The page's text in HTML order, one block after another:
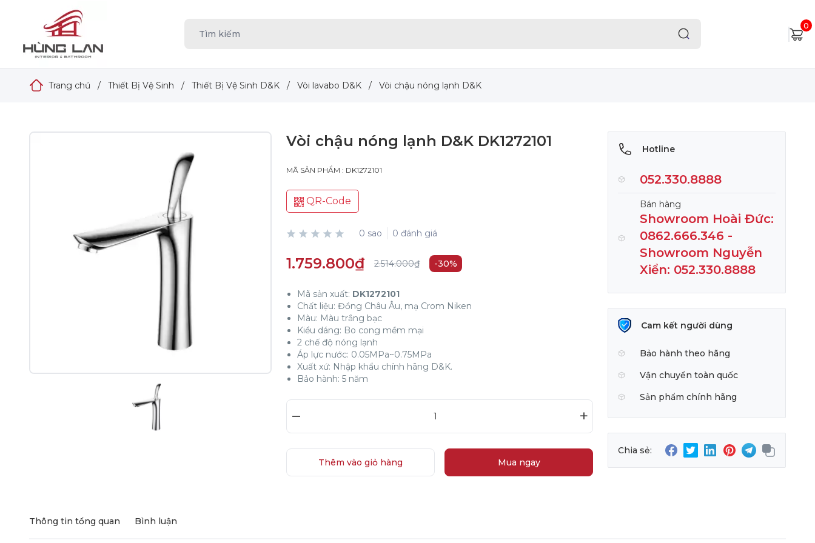
0
Trang chủ / Thiết Bị Vệ Sinh / Thiết Bị Vệ Sinh D&K / Vòi lavabo D&K / Vòi chậu nóng lạnh D&K
Vòi chậu nóng lạnh D&K DK1272101
MÃ SẢN PHẨM : DK1272101
QR-Code
0 sao 0 đánh giá
1.759.800₫ 2.514.000₫ -30%
Mã sản xuất: DK1272101
Chất liệu: Đồng Châu Âu, mạ Crom Niken
Màu: Màu trắng bạc
Kiểu dáng: Bo cong mềm mại
2 chế độ nóng lạnh
Áp lực nước: 0.05MPa~0.75MPa
Xuất xứ: Nhập khẩu chính hãng D&K.
Bảo hành: 5 năm
– +
Thêm vào giỏ hàng Mua ngay
Hotline
052.330.8888
Bán hàng
Showroom Hoài Đức:
0862.666.346 -
Showroom Nguyễn
Xiển: 052.330.8888
Cam kết người dùng
Bảo hành theo hãng
Vận chuyển toàn quốc
Sản phẩm chính hãng
Chia sẻ:
Thông tin tổng quan Bình luận